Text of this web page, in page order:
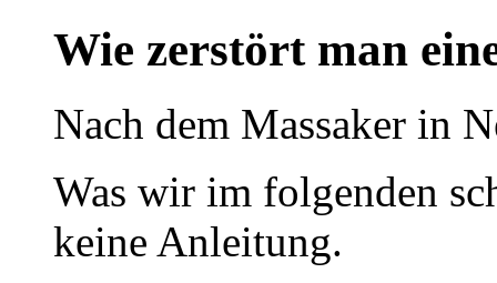
Wie zerstört man
Nach dem Massaker in
Was wir im folgenden
keine Anleitung.